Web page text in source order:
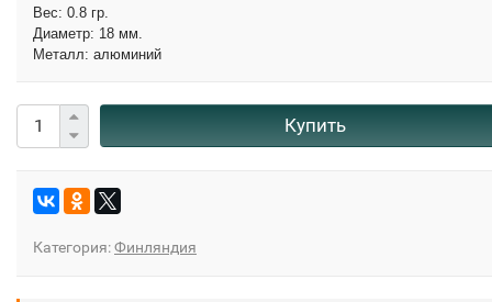
Вес: 0.8 гр.
Диаметр: 18 мм.
Металл: алюминий
Купить
Категория:Финляндия